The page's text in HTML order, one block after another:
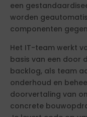
een
worden
componenten
Het IT-team werkt
basis van een door
backlog, als team
onderhoud en
doorvertaling van
concrete